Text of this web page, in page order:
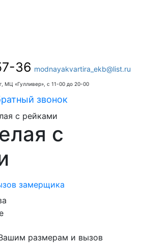
36 modnayakvartira_ekb@list.ru
МЦ «Гулливер», с 11-00 до 20-00
звонок
с рейками
с
замерщика
размерам и вызов